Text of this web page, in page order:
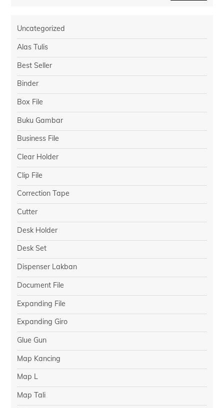
Uncategorized
Alas Tulis
Best Seller
Binder
Box File
Buku Gambar
Business File
Clear Holder
Clip File
Correction Tape
Cutter
Desk Holder
Desk Set
Dispenser Lakban
Document File
Expanding File
Expanding Giro
Glue Gun
Map Kancing
Map L
Map Tali